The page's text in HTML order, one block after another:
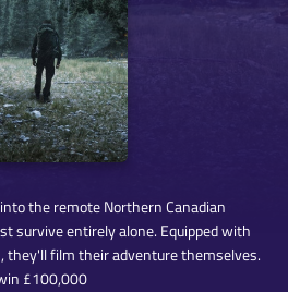
the remote Northern Canadian
survive entirely alone. Equipped with
they'll film their adventure themselves.
£100,000